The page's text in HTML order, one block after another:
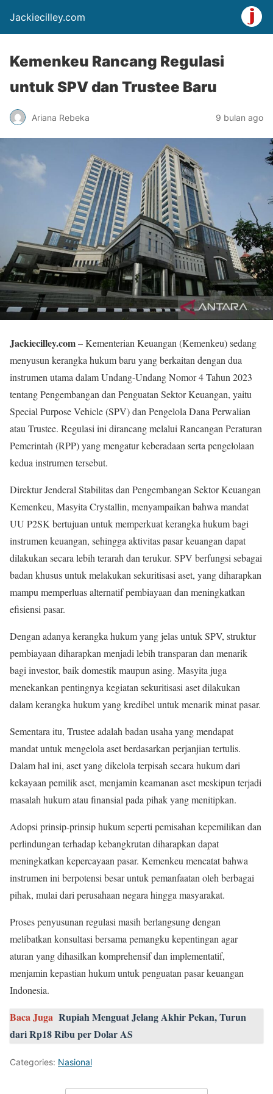
Jackiecilley.com
Kemenkeu Rancang Regulasi
untuk SPV dan Trustee Baru
Ariana Rebeka 9 bulan ago
Jackiecilley.com– Kementerian Keuangan (Kemenkeu) sedang
menyusun kerangka hukum baru yang berkaitan dengan dua
instrumen utama dalam Undang-Undang Nomor 4 Tahun 2023
tentang Pengembangan dan Penguatan Sektor Keuangan, yaitu
Special Purpose Vehicle (SPV) dan Pengelola Dana Perwalian
atau Trustee. Regulasi ini dirancang melalui Rancangan Peraturan
Pemerintah (RPP) yang mengatur keberadaan serta pengelolaan
kedua instrumen tersebut.
Direktur Jenderal Stabilitas dan Pengembangan Sektor Keuangan
Kemenkeu, Masyita Crystallin, menyampaikan bahwa mandat
UU P2SK bertujuan untuk memperkuat kerangka hukum bagi
instrumen keuangan, sehingga aktivitas pasar keuangan dapat
dilakukan secara lebih terarah dan terukur. SPV berfungsi sebagai
badan khusus untuk melakukan sekuritisasi aset, yang diharapkan
mampu memperluas alternatif pembiayaan dan meningkatkan
efisiensi pasar.
Dengan adanya kerangka hukum yang jelas untuk SPV, struktur
pembiayaan diharapkan menjadi lebih transparan dan menarik
bagi investor, baik domestik maupun asing. Masyita juga
menekankan pentingnya kegiatan sekuritisasi aset dilakukan
dalam kerangka hukum yang kredibel untuk menarik minat pasar.
Sementara itu, Trustee adalah badan usaha yang mendapat
mandat untuk mengelola aset berdasarkan perjanjian tertulis.
Dalam hal ini, aset yang dikelola terpisah secara hukum dari
kekayaan pemilik aset, menjamin keamanan aset meskipun terjadi
masalah hukum atau finansial pada pihak yang menitipkan.
Adopsi prinsip-prinsip hukum seperti pemisahan kepemilikan dan
perlindungan terhadap kebangkrutan diharapkan dapat
meningkatkan kepercayaan pasar. Kemenkeu mencatat bahwa
instrumen ini berpotensi besar untuk pemanfaatan oleh berbagai
pihak, mulai dari perusahaan negara hingga masyarakat.
Proses penyusunan regulasi masih berlangsung dengan
melibatkan konsultasi bersama pemangku kepentingan agar
aturan yang dihasilkan komprehensif dan implementatif,
menjamin kepastian hukum untuk penguatan pasar keuangan
Indonesia.
Baca Juga Rupiah Menguat Jelang Akhir Pekan, Turun
dari Rp18 Ribu per Dolar AS
Categories: Nasional